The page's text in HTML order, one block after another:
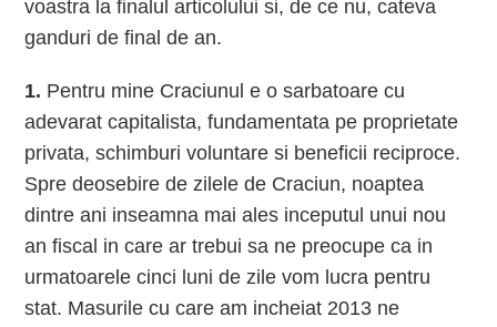
voastra la finalul articolului si, de ce nu, cateva
ganduri de final de an.
1. Pentru mine Craciunul e o sarbatoare cu
adevarat capitalista, fundamentata pe proprietate
privata, schimburi voluntare si beneficii reciproce.
Spre deosebire de zilele de Craciun, noaptea
dintre ani inseamna mai ales inceputul unui nou
an fiscal in care ar trebui sa ne preocupe ca in
urmatoarele cinci luni de zile vom lucra pentru
stat. Masurile cu care am incheiat 2013 ne